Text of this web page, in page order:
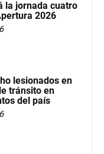
la jornada cuatro
2026
lesionados en
tránsito en
del país